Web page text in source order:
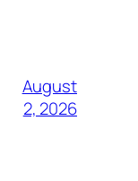
August
2, 2026